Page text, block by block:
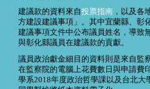
建議款的資料來自投票指南 ，以及各
方建設建議事項」。其中宜蘭縣、彰
建議事項文件中公布議員姓名，導致
與彰化縣議員在建議款的貢獻。
議員政治獻金細目的資料則是來自監
在監察院的電腦上花費數日與申請費
學系2018年度政治哲學課以及台北大